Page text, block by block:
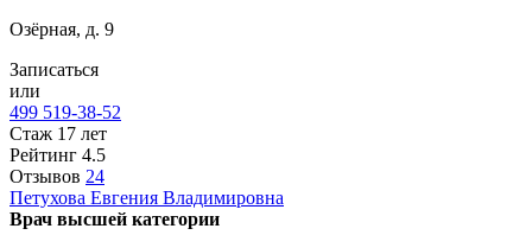
Озёрная, д. 9
Записаться
или
499 519-38-52
Стаж 17 лет
Рейтинг 4.5
Отзывов 24
Петухова Евгения Владимировна
Врач высшей категории